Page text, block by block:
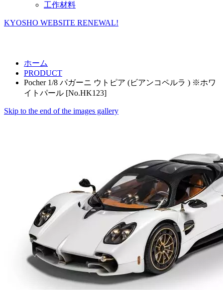
工作材料
KYOSHO WEBSITE RENEWAL!
ホーム
PRODUCT
Pocher 1/8 パガーニ ウトピア (ビアンコペルラ ) ※ホワ
イトパール [No.HK123]
Skip to the end of the images gallery